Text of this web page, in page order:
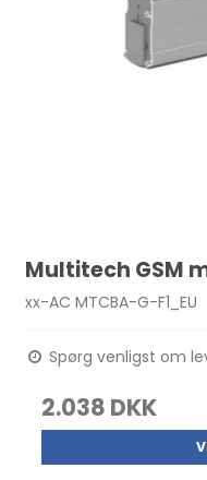
Multitech GSM
xx-AC MTCBA-G-F1_EU
Spørg venligst om
2.038 DKK